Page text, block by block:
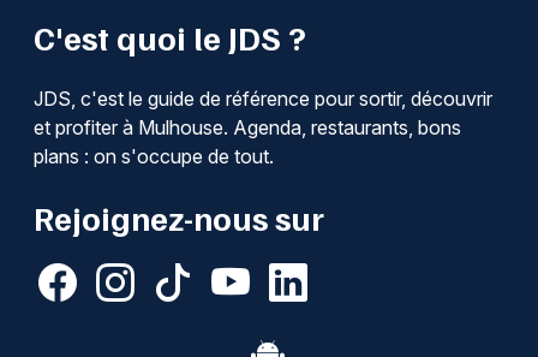
C'est quoi le JDS ?
JDS, c'est le guide de référence pour sortir, découvrir
et profiter à Mulhouse. Agenda, restaurants, bons
plans : on s'occupe de tout.
Rejoignez-nous sur